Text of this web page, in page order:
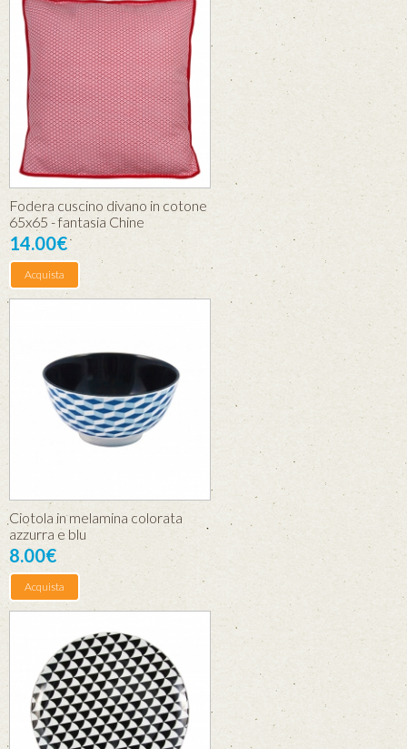
Fodera cuscino divano in cotone
65x65 - fantasia Chine
14.00€
Acquista
Ciotola in melamina colorata
azzurra e blu
8.00€
Acquista